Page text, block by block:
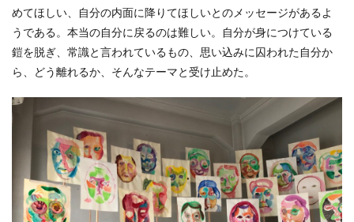
めてほしい、自分の内面に降りてほしいとのメッセージがあるよ
うである。本当の自分に戻るのは難しい。自分が身につけている
鎧を脱ぎ、常識と言われているもの、思い込みに囚われた自分か
ら、どう離れるか、そんなテーマと受け止めた。